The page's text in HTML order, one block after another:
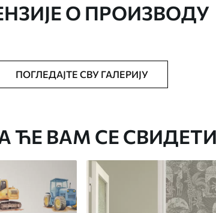
О ПРОИЗВОДУ
ПОГЛЕДАЈТЕ СВУ ГАЛЕРИЈУ
ВАМ СЕ